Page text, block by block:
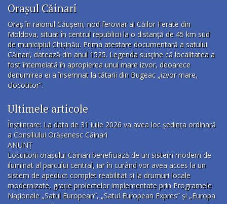
Orașul Căinari
Oraş în raionul Căuşeni, nod feroviar ai Căilor Ferate din
Moldova, situat în centrul republicii la o distanţă de 45 km sud
de municipiul Chișinău. Prima atestare documentară a satului
Căinari, datează din anul 1525. Legenda susţine că localitatea a
fost întemeiată în apropierea unui mare izvor, deoarece
denumirea ei a însemnat la tătarii din Bugeac „izvor mare,
clocotitor”.
Ultimele articole
Înștiințare: La data de 31 iulie 2026 va avea loc ședința ordinară
a Consiliului Orășenesc Căinari
ANUNȚ
Locuitorii orașului Căinari beneficiază de un sistem modern de
iluminat al parcului central, iar în curând vor avea acces la un
sistem de apeduct complet reabilitat și la drumuri locale
modernizate, grație proiectelor implementate prin Programele
Naționale „Satul European”, „Satul European Expres” și „Europa